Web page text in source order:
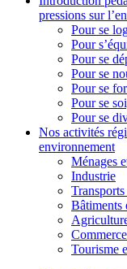
pressions sur
Pour se
Pour
Pour se
Pour se
Pour se
Pour se
Pour se
Nos activités
environnement
Ménages
Industrie
Bâtiments
Tourisme